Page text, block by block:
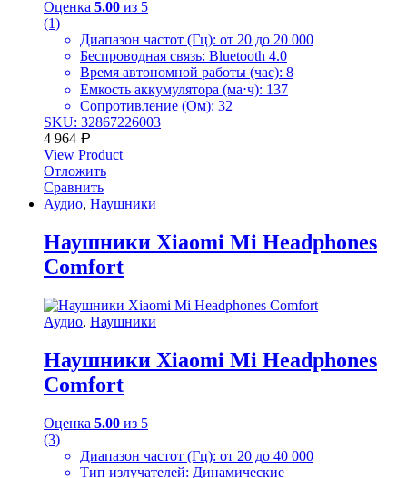
Оценка 5.00 из 5
(1)
Диапазон частот (Гц): от 20 до 20 000
Беспроводная связь: Bluetooth 4.0
Время автономной работы (час): 8
Емкость аккумулятора (ма⋅ч): 137
Сопротивление (Ом): 32
SKU: 32867226003
4 964 Р
View Product
Отложить
Сравнить
Аудио, Наушники
Наушники Xiaomi Mi Headphones
Comfort
Аудио, Наушники
Наушники Xiaomi Mi Headphones
Comfort
Оценка 5.00 из 5
(3)
Диапазон частот (Гц): от 20 до 40 000
Тип излучателей: Динамические